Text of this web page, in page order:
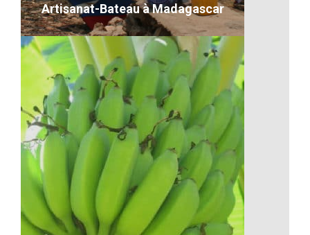
Artisanat-Bateau à Madagascar